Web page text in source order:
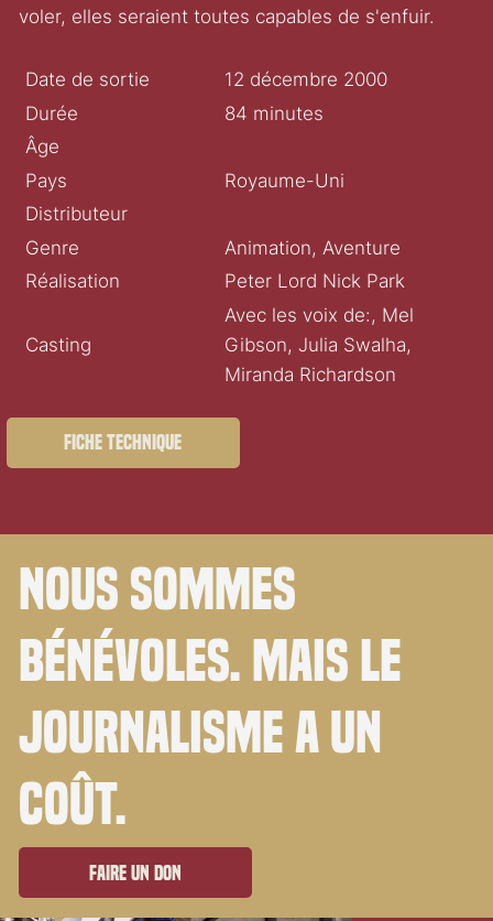
voler, elles seraient toutes capables de s'enfuir.
Date de sortie
12 décembre 2000
Durée
84 minutes
Âge
Pays
Royaume-Uni
Distributeur
Genre
Animation, Aventure
Réalisation
Peter Lord Nick Park
Casting
Avec les voix de:, Mel
Gibson, Julia Swalha,
Miranda Richardson
Fiche technique
Nous sommes
bénévoles. Mais le
journalisme a un
coût.
Faire un don